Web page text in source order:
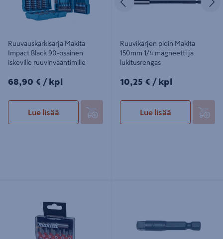
Ruuvauskärkisarja Makita
Impact Black 90-osainen
iskeville ruuvinvääntimille
68,90€/kpl
68,90 € / kpl
Lue lisää
Ruuvikärjen pidin Makita
150mm 1/4 magneetti ja
lukitusrengas
10,25€/kpl
10,25 € / kpl
Lue lisää